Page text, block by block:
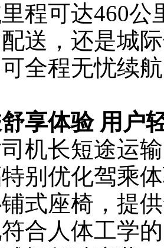
程可达460公
送，还是城
全程无忧续
享体验 用户
长短途运输
别优化驾乘
式座椅，提
合人体工学